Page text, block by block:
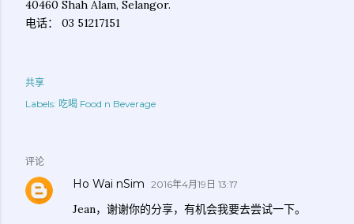
40460 Shah Alam, Selangor.
电话： 03 51217151
共享
Labels: 吃喝 Food n Beverage
评论
Ho Wai nSim 2016年4月19日 13:17
Jean，谢谢你的分享，有机会我要去尝试一下。